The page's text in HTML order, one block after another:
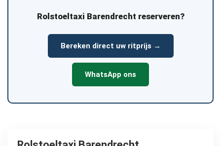
Rolstoeltaxi Barendrecht reserveren?
Bereken direct uw ritprijs →
WhatsApp ons